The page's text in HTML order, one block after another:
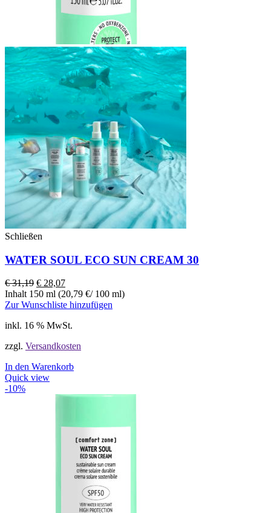
Schließen
WATER SOUL ECO SUN CREAM 30
€31,19 € 28,07
Inhalt 150 ml (20,79 €/ 100 ml)
Zur Wunschliste hinzufügen
inkl. 16 % MwSt.
zzgl. Versandkosten
In den Warenkorb
Quick view
-10%